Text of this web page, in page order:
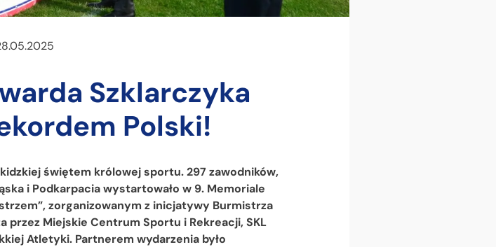
Szklarczyka
Polski!
świętem królowej sportu. 297 zawodników,
i Podkarpacia wystartowało w 9. Memoriale
zorganizowanym z inicjatywy Burmistrza
przez Miejskie Centrum Sportu i Rekreacji, SKL
Atletyki. Partnerem wydarzenia było